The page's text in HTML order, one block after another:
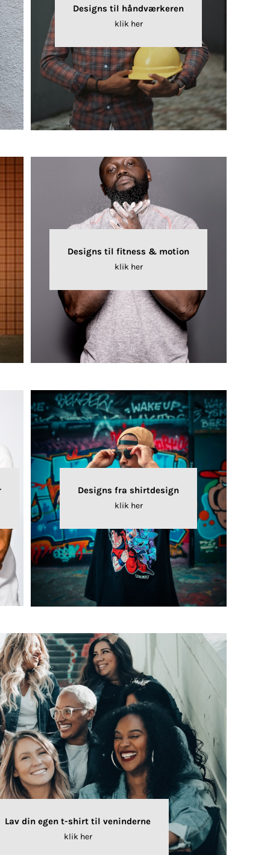
Designs til håndværkeren
klik her
Designs til fitness & motion
klik her
Designs fra shirtdesign
klik her
Lav din egen t-shirt til veninderne
klik her